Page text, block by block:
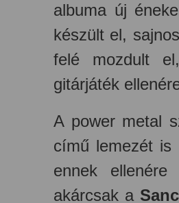
albuma új
készült el,
felé mozdult
gitárjáték
A power metal
című lemezét
ennek
akárcsak a